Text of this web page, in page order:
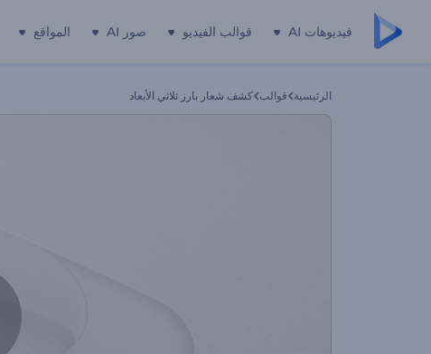
فيديوهات AI قوالب الفيديو صور AI المواقع
الرئيسية قوالب كشف شعار بارز ثلاثي الأبعاد